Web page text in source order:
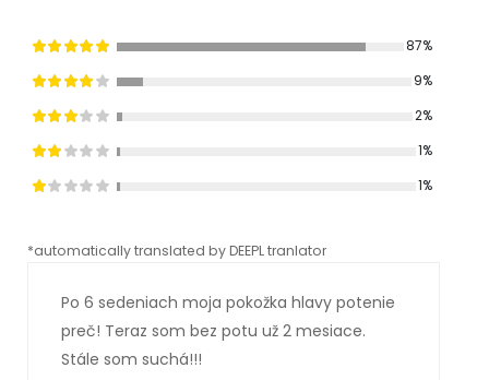
87%
9%
2%
1%
1%
*automatically translated by DEEPL tranlator
Po 6 sedeniach moja pokožka hlavy potenie
preč! Teraz som bez potu už 2 mesiace.
Stále som suchá!!!